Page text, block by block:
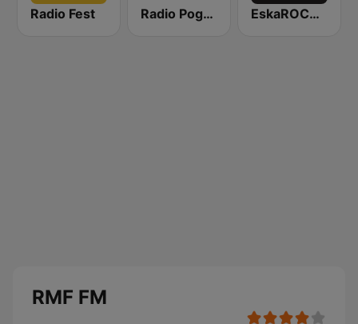
Radio Fest Radio Pogoda EskaROCK Warszawa
RMF FM